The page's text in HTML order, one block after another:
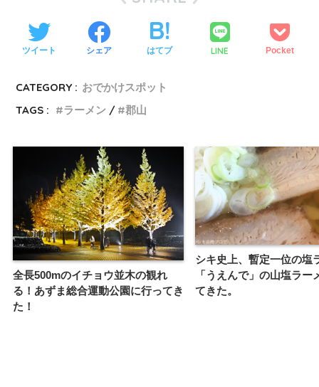
ツイート シェア はてブ LINE Pocket
CATEGORY : おでかけスポット
TAGS :
ラーメン 郡山
全長500mのイチョウ並木の観れ
る！あずま総合運動公園に行ってき
た！
シキ史上、暫定一位の塩
「うえんで」の山塩ラー
てきた。